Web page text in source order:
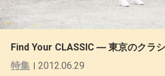
Find Your CLASSIC ― 東京のクラシ
特集
2012.06.29